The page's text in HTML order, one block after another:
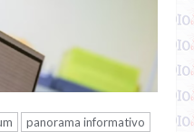
panorama informativo